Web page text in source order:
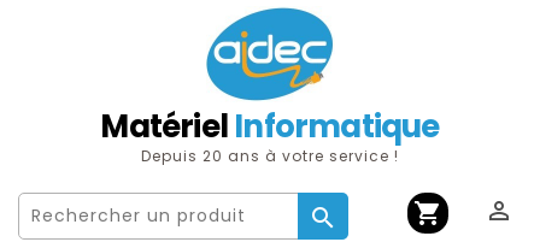
MatérielInformatique
Depuis 20 ans à votre service !
 shopping_cart 